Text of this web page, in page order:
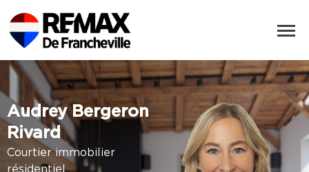
Audrey Bergeron
Rivard
Courtier immobilier
résidentiel